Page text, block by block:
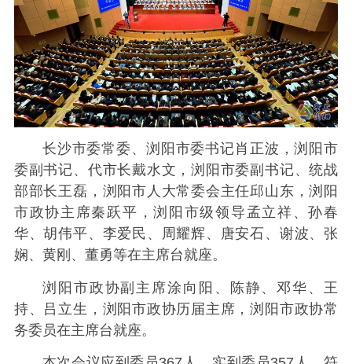
长沙市委常委、浏阳市委书记肖正波，浏阳市
委副书记、代市长戴水文，浏阳市委副书记、统战
部部长王磊，浏阳市人大常委会主任邱山东，浏阳
市政协主席秦跃平，浏阳市级领导孟立祥、孙春
华、胡伟平、李爱民、周耀辉、唐安石、谢波、张
娴、黄刚、董勇等在主席台就座。
浏阳市政协副主席涂向阳、陈静、邓华、王
持、吕立生，浏阳市政协历届主席，浏阳市政协常
务委员在主席台就座。